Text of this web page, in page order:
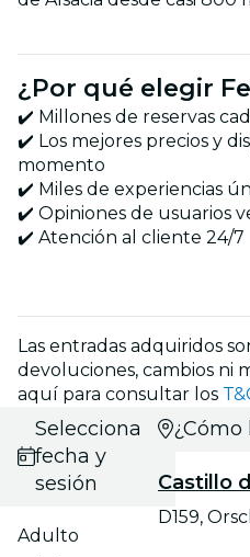
¿Por qué elegir
✔️ Millones de reservas
✔️ Los mejores precios y
momento
✔️ Miles de experiencias
✔️ Opiniones de usuarios
✔️ Atención al cliente 24/7
Las entradas adquiridos
devoluciones, cambios ni
aquí para consultar los
Selecciona
fecha y
sesión
Adulto
¿Cómo
Castillo
D159,